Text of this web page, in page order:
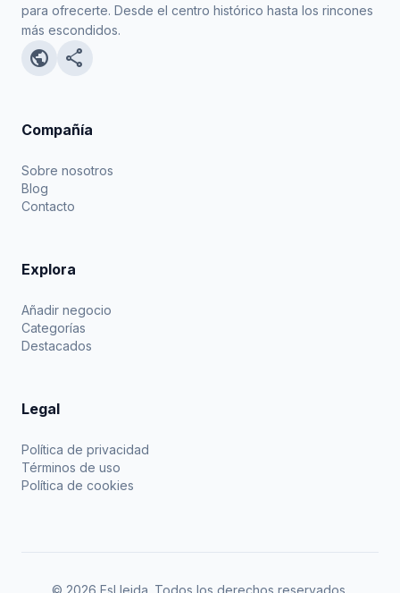
para ofrecerte. Desde el centro histórico hasta los rincones
más escondidos.
public share
Compañía
Sobre nosotros
Blog
Contacto
Explora
Añadir negocio
Categorías
Destacados
Legal
Política de privacidad
Términos de uso
Política de cookies